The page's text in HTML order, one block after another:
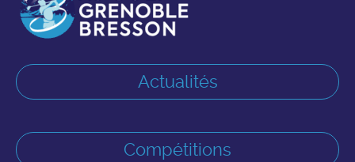
Actualités
Compétitions